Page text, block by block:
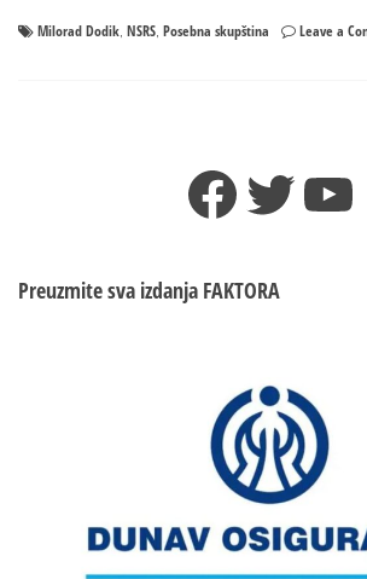
Milorad Dodik NSRS Posebna skupština Leave a
Facebook
Twitter
Preuzmite sva izdanja FAKTORA